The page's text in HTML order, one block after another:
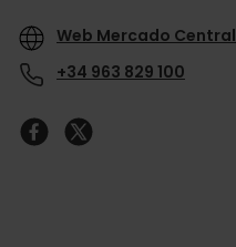
Web Mercado Central
+34 963 829 100